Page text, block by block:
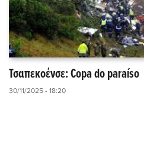
Τσαπεκοένσε: Copa do paraíso
30/11/2025 - 18:20